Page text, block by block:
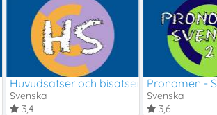
Huvudsatser och bisatser - Svenska 2
Svenska
3,4
Pronomen -
Svenska
3,6